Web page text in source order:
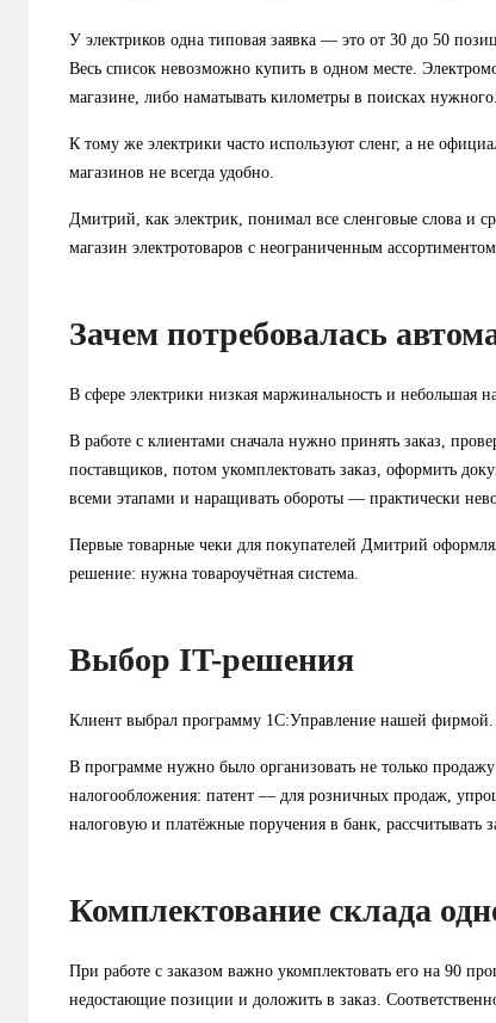
У электриков одна типовая заявка — это от 30 до 50
Весь список невозможно купить в одном месте.
магазине, либо наматывать километры в поисках нужного.
К тому же электрики часто используют сленг, а не
магазинов не всегда удобно.
Дмитрий, как электрик, понимал все сленговые слова и
магазин электротоваров с неограниченным
Зачем потребовалась
В сфере электрики низкая маржинальность и небольшая
В работе с клиентами сначала нужно принять заказ,
поставщиков, потом укомплектовать заказ, оформить
всеми этапами и наращивать обороты — практически
Первые товарные чеки для покупателей Дмитрий
решение: нужна товароучётная система.
Выбор IT-решения
Клиент выбрал программу 1С:Управление нашей фирмой.
В программе нужно было организовать не только
налогообложения: патент — для розничных продаж,
налоговую и платёжные поручения в банк, рассчитывать
Комплектование склада
При работе с заказом важно укомплектовать его на 90
недостающие позиции и доложить в заказ.